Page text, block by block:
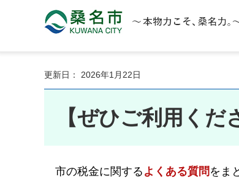
桑名市 KUWANA CITY 本物力こそ、桑名力。
更新日： 2026年1月22日
【ぜひご利用く
市の税金に関する よくある質問 をま